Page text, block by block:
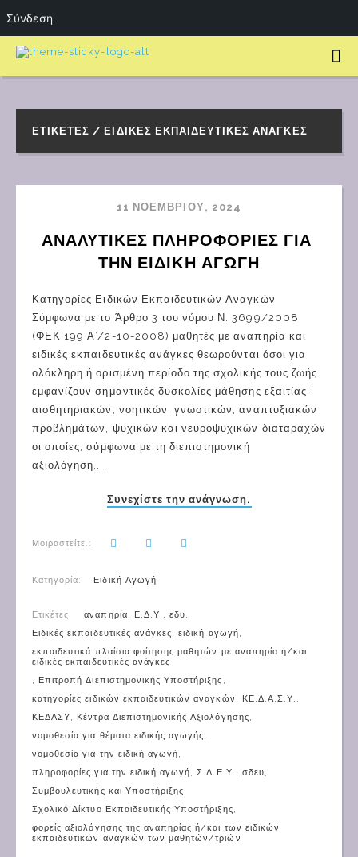
ΕΤΙΚΈΤΕΣ / ΕΙΔΙΚΈΣ ΕΚΠΑΙΔΕΥΤΙΚΈΣ ΑΝΆΓΚΕΣ
11 ΝΟΕΜΒΡΊΟΥ, 2024
ΑΝΑΛΥΤΙΚΕΣ ΠΛΗΡΟΦΟΡΙΕΣ ΓΙΑ
ΤΗΝ ΕΙΔΙΚΗ ΑΓΩΓΗ
Κατηγορίες Ειδικών Εκπαιδευτικών Αναγκών
Σύμφωνα με το Άρθρο 3 του νόμου Ν. 3699/2008
(ΦΕΚ 199 Α’/2-10-2008) μαθητές με αναπηρία και
ειδικές εκπαιδευτικές ανάγκες θεωρούνται όσοι για
ολόκληρη ή ορισμένη περίοδο της σχολικής τους ζωής
εμφανίζουν σημαντικές δυσκολίες μάθησης εξαιτίας:
αισθητηριακών, νοητικών, γνωστικών, αναπτυξιακών
προβλημάτων, ψυχικών και νευροψυχικών διαταραχών
οι οποίες, σύμφωνα με τη διεπιστημονική
αξιολόγηση,...
Συνεχίστε την ανάγνωση.
Μοιραστείτε.:
Κατηγορία: Ειδική Αγωγή
Ετικέτες: αναπηρία, Ε.Δ.Υ. ,εδυ,
Ειδικές εκπαιδευτικές ανάγκες,ειδική αγωγή,
εκπαιδευτικά πλαίσια φοίτησης μαθητών με αναπηρία ή/και
ειδικές εκπαιδευτικές ανάγκες
, Επιτροπή Διεπιστημονικής Υποστήριξης ,
κατηγορίες ειδικών εκπαιδευτικών αναγκών , ΚΕ.Δ.Α.Σ.Υ. ,
ΚΕΔΑΣΥ, Κέντρα Διεπιστημονικής Αξιολόγησης,
νομοθεσία για θέματα ειδικής αγωγής,
νομοθεσία για την ειδική αγωγή,
πληροφορίες για την ειδική αγωγή,Σ.Δ.Ε.Υ. , σδευ,
Συμβουλευτικής και Υποστήριξης,
Σχολικό Δίκτυο Εκπαιδευτικής Υποστήριξης,
φορείς αξιολόγησης της αναπηρίας ή/και των ειδικών
εκπαιδευτικών αναγκών των μαθητών/τριών
Σύνδεση